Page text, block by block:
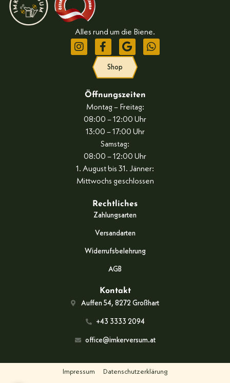
Alles rund um die Biene.
Shop
Öffnungszeiten
Montag – Freitag:
08:00 – 12:00 Uhr
13:00 – 17:00 Uhr
Samstag:
08:00 – 12:00 Uhr
1. August bis 31. Jänner:
Mittwochs geschlossen
Rechtliches
Zahlungsarten
Versandarten
Widerrufsbelehrung
AGB
Kontakt
Auffen 54, 8272 Großhart
+43 3333 2094
office@imkerversum.at
Impressum Datenschutzerklärung